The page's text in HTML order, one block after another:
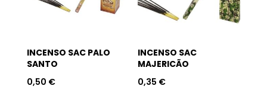
INCENSO SAC PALO
SANTO
0,50 €
INCENSO SAC
MAJERICÃO
0,35 €